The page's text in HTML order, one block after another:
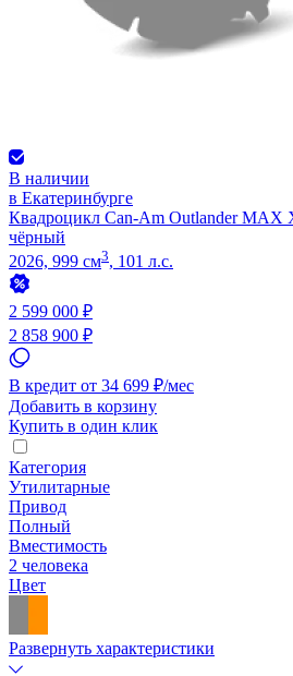
В наличии
в Екатеринбурге
Квадроцикл Can-Am Outlander MAX
чёрный
2026, 999 см3, 101 л.с.
2 599 000 ₽
2 858 900 ₽
В кредит от 34 699 ₽/мес
Добавить в корзину
Купить в один клик
Категория
Утилитарные
Привод
Полный
Вместимость
2 человека
Цвет
Развернуть характеристики